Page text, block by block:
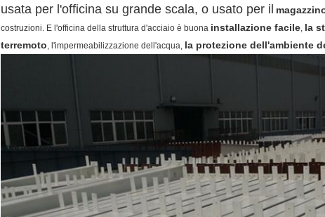
usata per l'officina su grande scala, o usato per il
costruzioni. E l'officina della struttura d'acciaio è buona installazione facile, la
terremoto, l'impermeabilizzazione dell'acqua, la protezione dell'ambiente